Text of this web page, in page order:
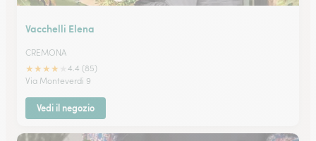
Vacchelli Elena
CREMONA
★★★★
4.4 (85)
Via Monteverdi 9
Vedi il negozio